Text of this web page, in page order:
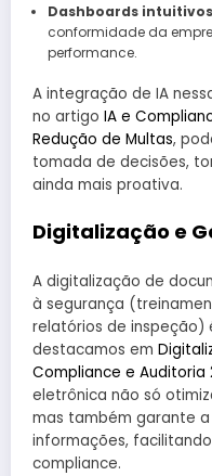
Dashboards
conformidade da
performance.
A integração de IA
no artigo IA e
Redução de Multas,
tomada de decisões,
ainda mais proativa.
Digitalização e
A digitalização de
à segurança
relatórios de inspeção)
destacamos em
Compliance e Auditoria
eletrônica não só
mas também garante
informações,
compliance.